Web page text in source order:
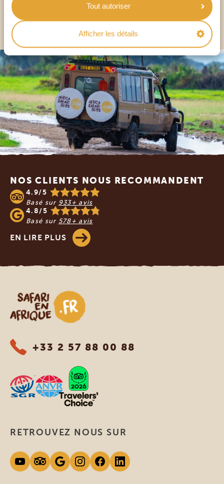
Tout autoriser
Afficher les détails
AUTRES PAYS
Footer
NOS CLIENTS NOUS RECOMMANDENT
4.9/5
Basé sur 933+ avis
4.8/5
Basé sur 578+ avis
EN LIRE PLUS
Safari en Afrique
+33 2 57 88 00 88
RETROUVEZ NOUS SUR